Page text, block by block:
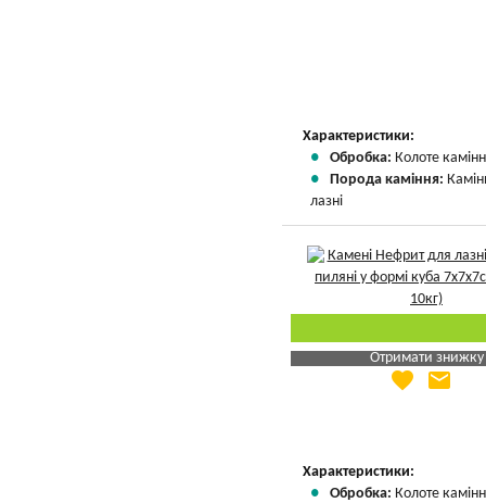
Характеристики:
Обробка: Колоте
Порода каміння:
лазні
Отримати знижку
Яка Ваша ціна
favorite email
Характеристики:
Обробка: Колоте